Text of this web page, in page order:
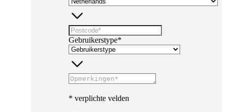
Gebruikerstype*
* verplichte velden